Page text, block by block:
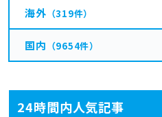
24時間内人気記事
海外 （319件）
国内 （9654件）